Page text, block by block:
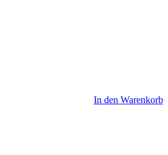
In den Warenkorb